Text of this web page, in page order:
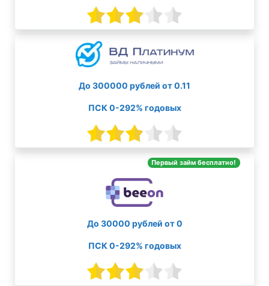
До 300000 рублей от 0.11
ПСК 0-292% годовых
Первый займ бесплатно!
До 30000 рублей от 0
ПСК 0-292% годовых